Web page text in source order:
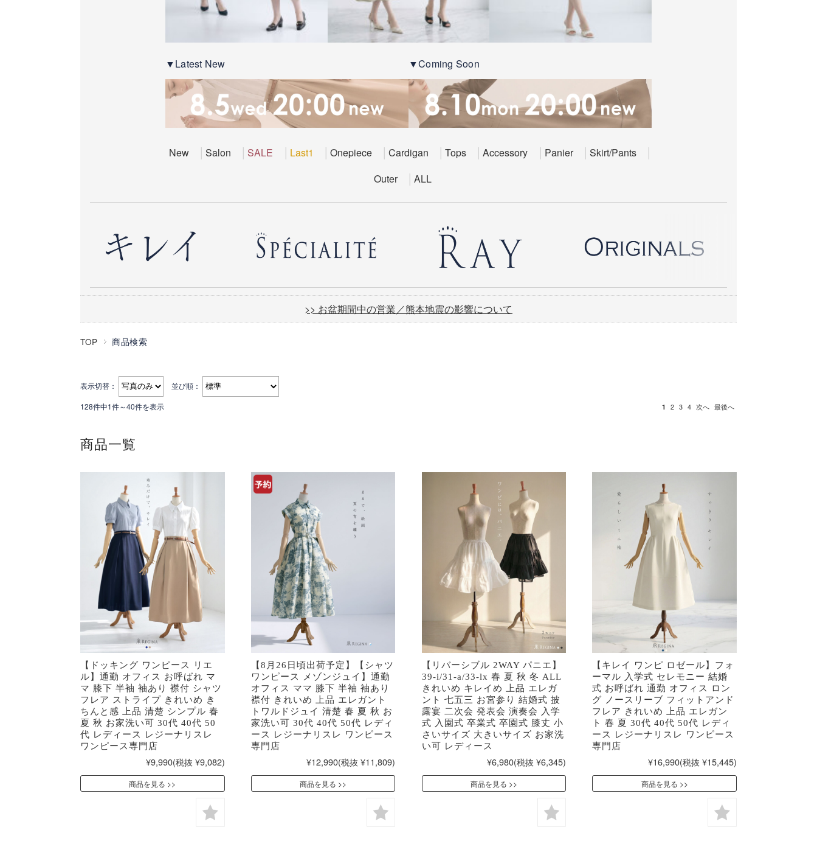
▼Latest New ▼Coming Soon
New Salon SALE Last1 Onepiece Cardigan Tops Accessory Panier
Skirt/Pants
Outer
ALL
>> お盆期間中の営業／熊本地震の影響について
TOP 商品検索
表示切替：
並び順：
128件中1件～40件を表示
1 2 3 4 次へ 最後へ
商品一覧
【ドッキング ワンピース リエ
ル】通勤 オフィス お呼ばれ マ
マ 膝下 半袖 袖あり 襟付 シャツ
フレア ストライプ きれいめ き
ちんと感 上品 清楚 シンプル 春
夏 秋 お家洗い可 30代 40代 50
代 レディース レジーナリスレ
ワンピース専門店
¥9,990(税抜 ¥9,082)
商品を見る
【8月26日頃出荷予定】【シャツ
ワンピース メゾンジュイ】通勤
オフィス ママ 膝下 半袖 袖あり
襟付 きれいめ 上品 エレガント
トワルドジュイ 清楚 春 夏 秋 お
家洗い可 30代 40代 50代 レディ
ース レジーナリスレ ワンピース
専門店
¥12,990(税抜 ¥11,809)
商品を見る
【リバーシブル 2WAY パニエ】
39-i/31-a/33-lx 春 夏 秋 冬 ALL
きれいめ キレイめ 上品 エレガ
ント 七五三 お宮参り 結婚式 披
露宴 二次会 発表会 演奏会 入学
式 入園式 卒業式 卒園式 膝丈 小
さいサイズ 大きいサイズ お家洗
い可 レディース
¥6,980(税抜 ¥6,345)
商品を見る
【キレイ ワンピ ロゼール】フォ
ーマル 入学式 セレモニー 結婚
式 お呼ばれ 通勤 オフィス ロン
グ ノースリーブ フィットアンド
フレア きれいめ 上品 エレガン
ト 春 夏 30代 40代 50代 レディ
ース レジーナリスレ ワンピース
専門店
¥16,990(税抜 ¥15,445)
商品を見る